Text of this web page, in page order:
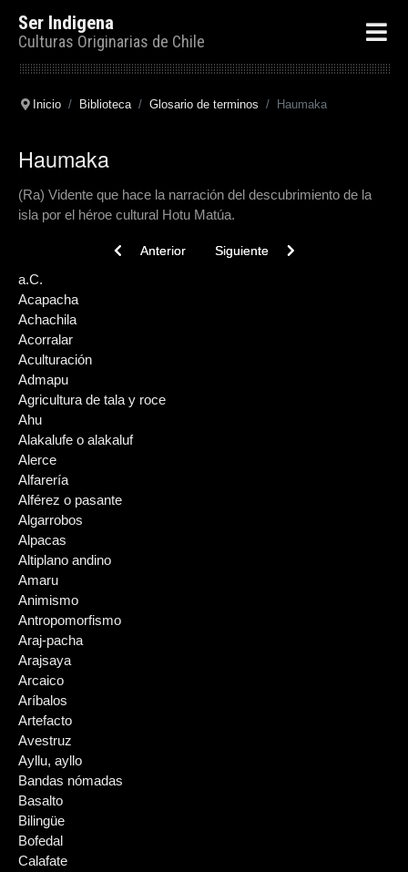
Ser Indigena
Culturas Originarias de Chile
Inicio Biblioteca Glosario de terminos Haumaka
Haumaka
(Ra) Vidente que hace la narración del descubrimiento de la
isla por el héroe cultural Hotu Matúa.
Previous article: Haush
Anterior Next article: Haruwenkhos
Siguiente
a.C.
Acapacha
Achachila
Acorralar
Aculturación
Admapu
Agricultura de tala y roce
Ahu
Alakalufe o alakaluf
Alerce
Alfarería
Alférez o pasante
Algarrobos
Alpacas
Altiplano andino
Amaru
Animismo
Antropomorfismo
Araj-pacha
Arajsaya
Arcaico
Aríbalos
Artefacto
Avestruz
Ayllu, ayllo
Bandas nómadas
Basalto
Bilingüe
Bofedal
Calafate